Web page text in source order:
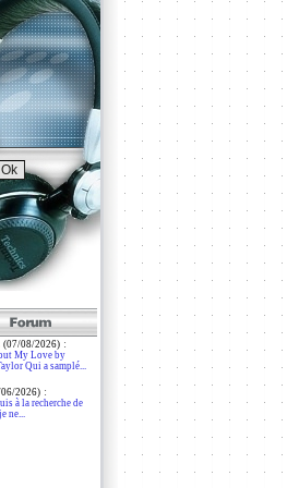
(07/08/2026):
My Love by
Qui a samplé...
2026):
à la recherche de
ne...